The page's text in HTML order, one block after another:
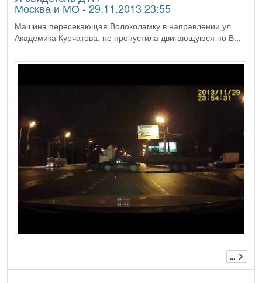
Москва и МО - 29.11.2013 23:55
Машина пересекающая Волоколамку в направлении ул
Академика Курчатова, не пропустила двигающуюся по В...
...